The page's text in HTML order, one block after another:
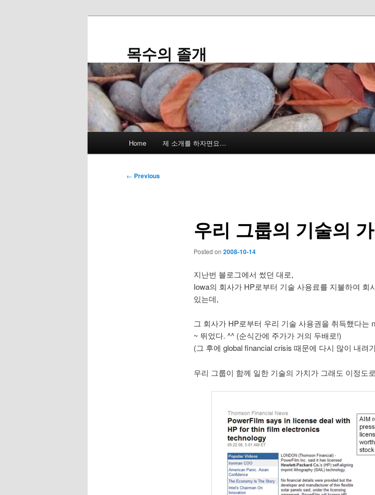
목수의 졸개
Home 제 소개를 하자면요…
Post
← Previous
우리 그룹의 기술의
Posted on 2008-10-14
지난번 블로그에서 썼던 대로,
Iowa의 회사가 HP로부터 기술 사용료를 지불하여 회
있는데,
그 회사가 HP로부터 우리 기술 사용권을 취득했다는
~ 뛰었다. ^^ (순식간에 주가가 거의 두배로!)
(그 후에 global financial crisis 때문에 다시 많이 내려
우리 그룹이 함께 일한 기술의 가치가 그래도 이정도